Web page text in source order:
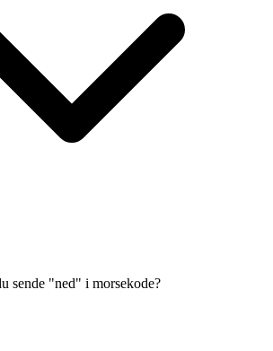
sende "ned" i morsekode?